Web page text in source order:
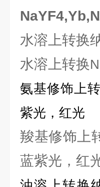
水溶上转换
水溶上转换
氨基修饰上
紫光，红光
羧基修饰上
蓝紫光，红